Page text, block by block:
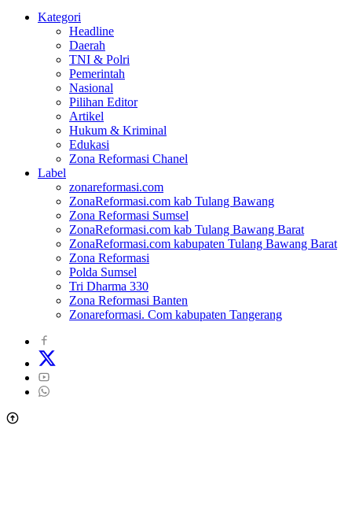
Kategori
Headline
Daerah
TNI & Polri
Pemerintah
Nasional
Pilihan Editor
Artikel
Hukum & Kriminal
Edukasi
Zona Reformasi Chanel
Label
zonareformasi.com
ZonaReformasi.com kab Tulang Bawang
Zona Reformasi Sumsel
ZonaReformasi.com kab Tulang Bawang Barat
ZonaReformasi.com kabupaten Tulang Bawang Barat
Zona Reformasi
Polda Sumsel
Tri Dharma 330
Zona Reformasi Banten
Zonareformasi. Com kabupaten Tangerang